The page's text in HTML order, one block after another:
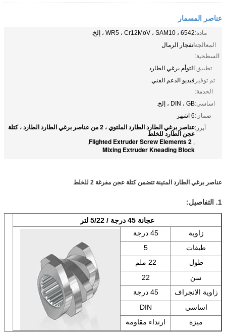
عناصر المسمار
مادة:6542 ، WR5 ، Cr12MoV ، SAM10 ، إلخ.
المعالجة
السطحية:
انفجار الرمال
تطبيق:التوأم برغي الطارد
تم توفير
الخدمة:
فيديو الدعم الفني
اساسي:DIN ، GB ، إلخ.
ضمان:6 اشهر
أبرز:
عناصر برغي الطارد الطارد الملتوي ، 2 من عناصر برغي الطارد الطارد ، كتلة
عجن الطارد للخلط
,
2 Flighted Extruder Screw Elements
,
Mixing Extruder Kneading Block
عناصر برغي الطارد المتينة تتضمن كتلة عجن مفرغة 2 للخلط
1. التفاصيل:
عجانة 45 درجة / 5/22 لتر
زاوية
45 درجة
طبقات
5
طول
22 ملم
سن
22
زاوية الانجراف
45 درجة
اساسي
DIN
ميزة
ارتداء مقاومة